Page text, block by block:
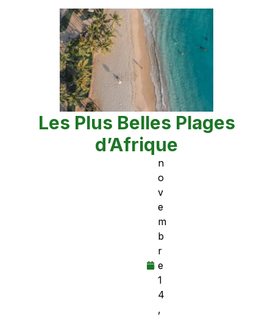
Les Plus Belles Plages
d’Afrique
n
o
v
e
m
b
r
e
1
4
,